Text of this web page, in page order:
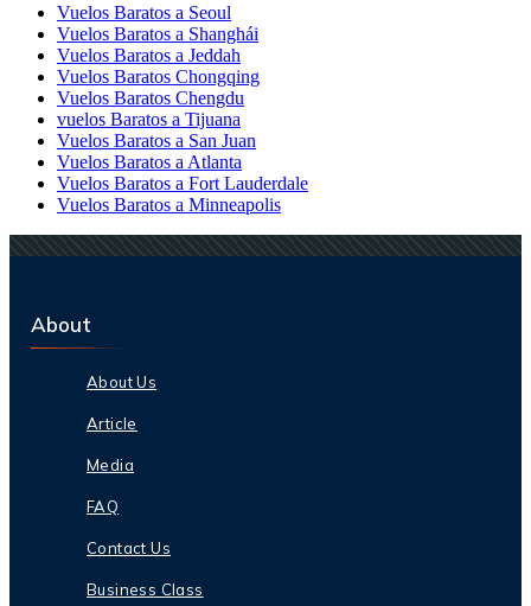
Vuelos Baratos a Seoul
Vuelos Baratos a Shanghái
Vuelos Baratos a Jeddah
Vuelos Baratos Chongqing
Vuelos Baratos Chengdu
vuelos Baratos a Tijuana
Vuelos Baratos a San Juan
Vuelos Baratos a Atlanta
Vuelos Baratos a Fort Lauderdale
Vuelos Baratos a Minneapolis
About
About Us
Article
Media
FAQ
Contact Us
Business Class